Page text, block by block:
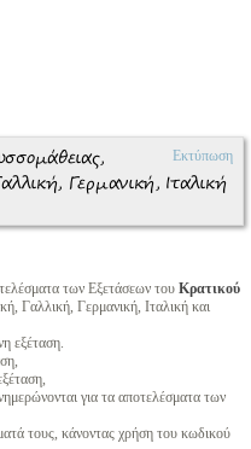
Εκτύπωση
Γερμανική, Ιταλική
των Εξετάσεων του Κρατικού
Γαλλική, Γερμανική, Ιταλική και
εξέταση.
για τα αποτελέσματα των
τους, κάνοντας χρήση του κωδικού